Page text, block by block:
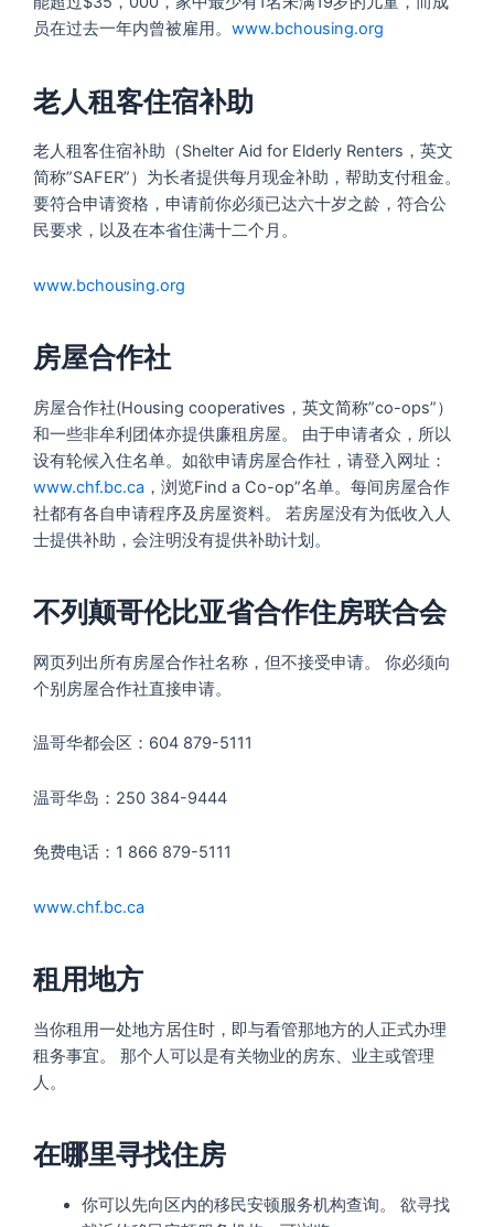
员在过去一年内曾被雇用。 www.bchousing.org
老人租客住宿补助
老人租客住宿补助（Shelter Aid for Elderly Renters，英文
简称”SAFER”）为长者提供每月现金补助，帮助支付租金。
要符合申请资格，申请前你必须已达六十岁之龄，符合公
民要求，以及在本省住满十二个月。
www.bchousing.org
房屋合作社
房屋合作社(Housing cooperatives，英文简称”co-ops”）
和一些非牟利团体亦提供廉租房屋。 由于申请者众，所以
设有轮候入住名单。如欲申请房屋合作社，请登入网址：
www.chf.bc.ca ，浏览Find a Co-op”名单。每间房屋合作
社都有各自申请程序及房屋资料。 若房屋没有为低收入人
士提供补助，会注明没有提供补助计划。
不列颠哥伦比亚省合作住房联合会
网页列出所有房屋合作社名称，但不接受申请。 你必须向
个别房屋合作社直接申请。
温哥华都会区：604 879-5111
温哥华岛：250 384-9444
免费电话：1 866 879-5111
www.chf.bc.ca
租用地方
当你租用一处地方居住时，即与看管那地方的人正式办理
租务事宜。 那个人可以是有关物业的房东、业主或管理
人。
在哪里寻找住房
你可以先向区内的移民安顿服务机构查询。 欲寻找